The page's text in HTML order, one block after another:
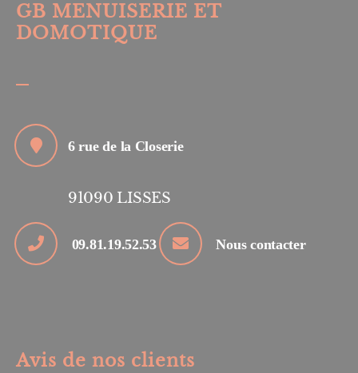
GB MENUISERIE ET
DOMOTIQUE
6 rue de la Closerie
91090 LISSES
09.81.19.52.53 Nous contacter
Avis de nos clients